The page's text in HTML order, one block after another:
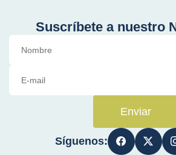
Suscríbete a nuestro
Enviar
Síguenos: